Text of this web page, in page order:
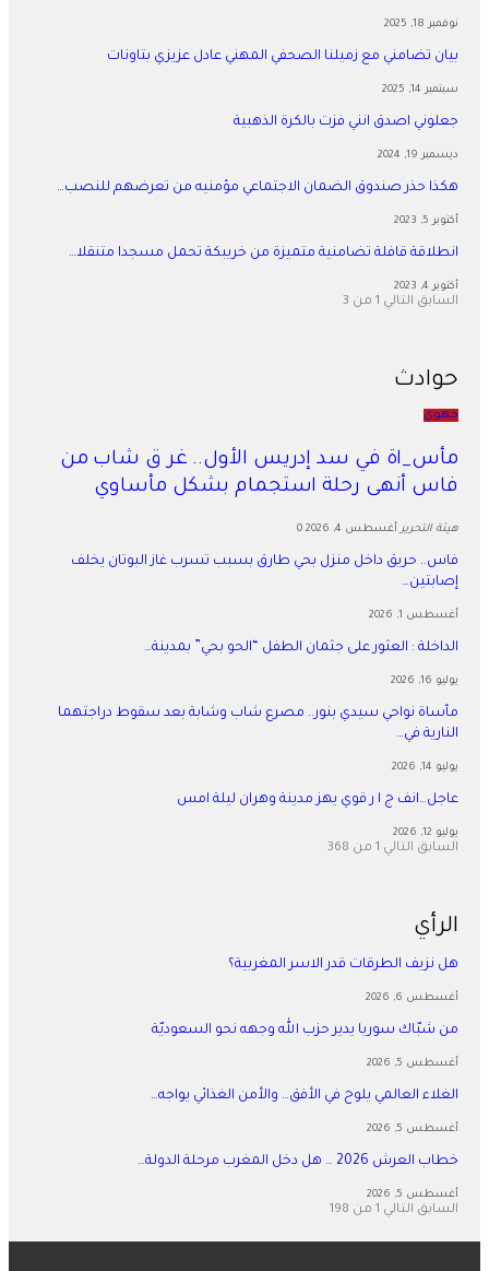
نوفمبر 18, 2025
بيان تضامني مع زميلنا الصحفي المهني عادل عزيزي بتاونات
سبتمبر 14, 2025
جعلوني اصدق انني فزت بالكرة الذهبية
ديسمبر 19, 2024
هكذا حذر صندوق الضمان الاجتماعي مؤمنيه من تعرضهم للنصب…
أكتوبر 5, 2023
انطلاقة قافلة تضامنية متميزة من خريبكة تحمل مسجدا متنقلا…
أكتوبر 4, 2023
السابق التالي 1 من 3
حوادث
جهوي
مأس_اة في سد إدريس الأول.. غر ق شاب من
فاس أنهى رحلة استجمام بشكل مأساوي
هيئة التحرير أغسطس 4, 2026 0
فاس.. حريق داخل منزل بحي طارق بسبب تسرب غاز البوتان يخلف
إصابتين…
أغسطس 1, 2026
​الداخلة : العثور على جثمان الطفل “الحو بحي” بمدينة…
يوليو 16, 2026
مأساة نواحي سيدي بنور.. مصرع شاب وشابة بعد سقوط دراجتهما
النارية في…
يوليو 14, 2026
عاجل…انف ج ا ر قوي يهز مدينة وهران ليلة امس
يوليو 12, 2026
السابق التالي 1 من 368
الرأي
هل نزيف الطرقات قدر الاسر المغربية؟
أغسطس 6, 2026
من شبّاك سوريا يدير حزب الله وجهه نحو السعوديّة
أغسطس 5, 2026
الغلاء العالمي يلوح في الأفق… والأمن الغذائي يواجه…
أغسطس 5, 2026
خطاب العرش 2026 … هل دخل المغرب مرحلة الدولة…
أغسطس 5, 2026
السابق التالي 1 من 198